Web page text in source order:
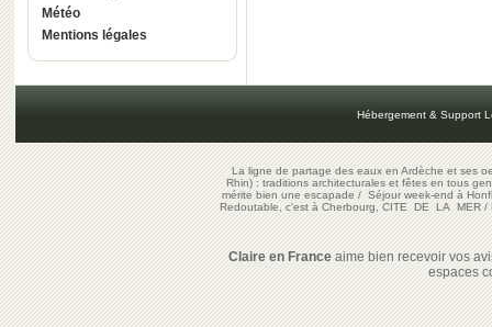
Météo
Mentions légales
Hébergement & Support
La ligne de partage des eaux en Ardèche et ses
Rhin) : traditions architecturales et fêtes en tous
mérite bien une escapade/Séjour week-end à
Redoutable, c'est à Cherbourg, CITE DE LA MER/
Claire en Franceaime bien recevoir vos
espaces